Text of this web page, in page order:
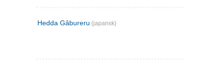
Hedda Gâbureru (japansk)